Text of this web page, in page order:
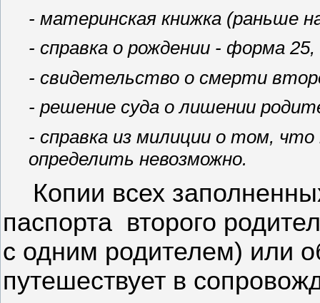
- материнская книжка (раньше
- справка о рождении - форма 25,
- свидетельство о смерти
- решение суда о лишении
- справка из милиции о том, что
определить невозможно.
Копии всех
паспорта второго
с одним родителем) или
путешествует в